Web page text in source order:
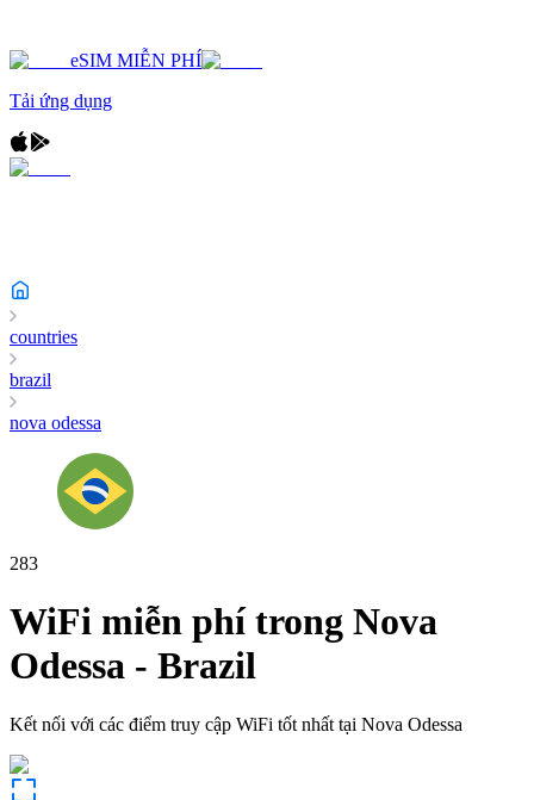
eSIM MIỄN PHÍ
Tải ứng dụng
countries
brazil
nova odessa
283
WiFi miễn phí trong Nova
Odessa - Brazil
Kết nối với các điểm truy cập WiFi tốt nhất tại Nova Odessa